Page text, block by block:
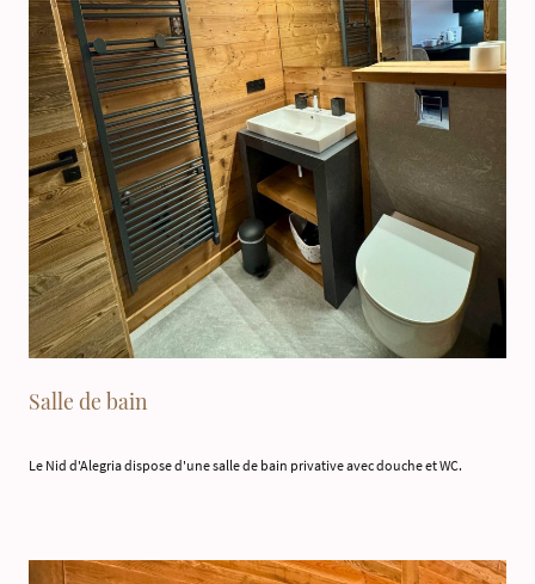
Salle de bain
Le Nid d'Alegria dispose d'une salle de bain privative avec douche et WC.